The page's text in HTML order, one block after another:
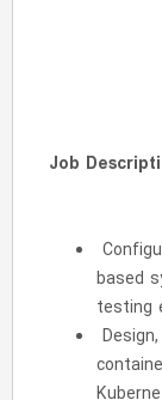
Job
based
testing